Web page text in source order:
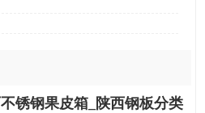
锈钢果皮箱_陕西钢板分类